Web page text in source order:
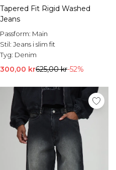
Tapered Fit Rigid Washed
Jeans
Passform: Main
Stil: Jeans i slim fit
Tyg: Denim
300,00 kr625,00 kr-52%